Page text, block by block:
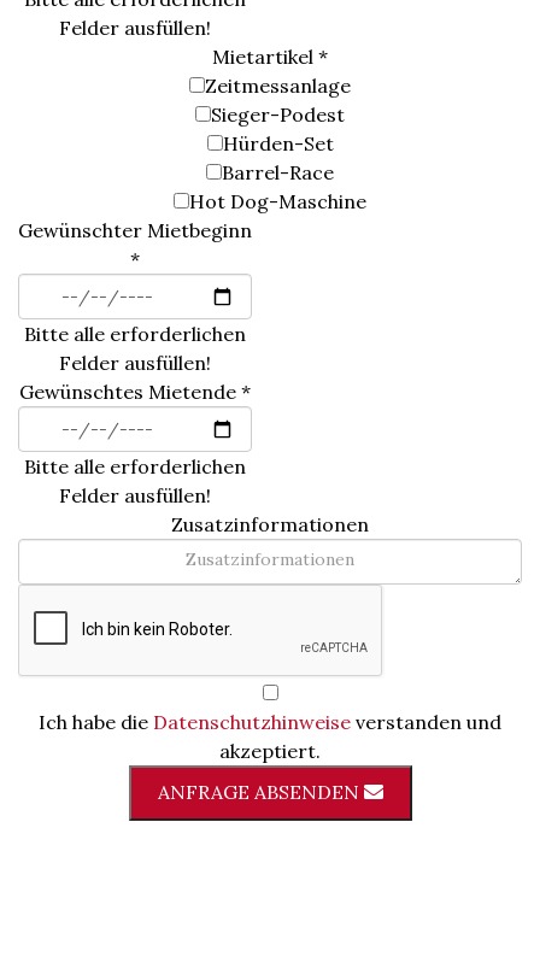
Felder ausfüllen!
Mietartikel *
Zeitmessanlage
Sieger-Podest
Hürden-Set
Barrel-Race
Hot Dog-Maschine
Gewünschter Mietbeginn
*
Bitte alle erforderlichen
Felder ausfüllen!
Gewünschtes Mietende *
Bitte alle erforderlichen
Felder ausfüllen!
Zusatzinformationen
Ich habe die Datenschutzhinweise verstanden und
akzeptiert.
ANFRAGE ABSENDEN